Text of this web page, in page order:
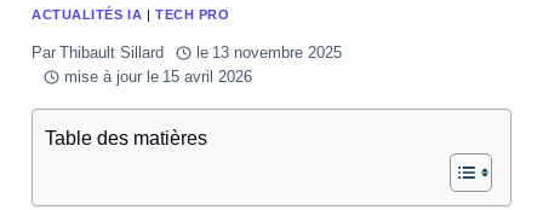
ACTUALITÉS IA | TECH PRO
Par Thibault Sillard le 13 novembre 2025
mise à jour le 15 avril 2026
Table des matières